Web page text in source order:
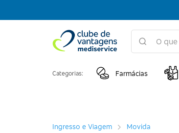
Categorias: Farmácias
Ingresso e Viagem Movida